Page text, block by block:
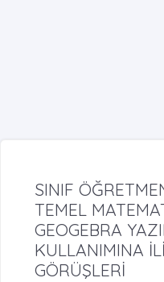
SINIF
TEMEL
GEOGEBRA
KULLANIMINA
GÖRÜŞLERİ